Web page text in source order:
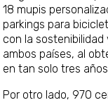
18 mupis
parkings para
con la sostenibilidad
ambos países, al
en tan solo tres
Por otro lado, 970